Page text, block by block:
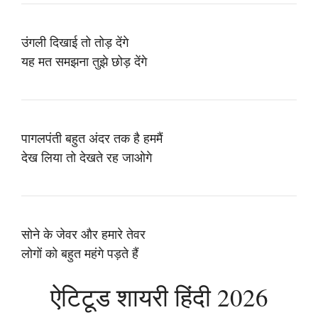
उंगली दिखाई तो तोड़ देंगे
यह मत समझना तुझे छोड़ देंगे
पागलपंती बहुत अंदर तक है हममैं
देख लिया तो देखते रह जाओगे
सोने के जेवर और हमारे तेवर
लोगों को बहुत महंगे पड़ते हैं
ऐटिटूड शायरी हिंदी 2026